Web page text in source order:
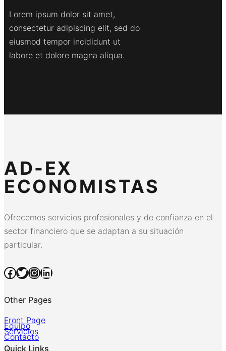
Lorem ipsum dolor sit amet,
consectetur adipiscing elit, sed do
eiusmod tempor incididunt ut
labore et dolore magna aliqua.
AD-EX
ECONOMISTAS
Ofrecemos servicios profesionales y de confianza en el
sector financiero que se adaptan a su situación
particular.
Facebook Twitter InstagramLinkedIn
Other Pages
Front Page
Equipo
Servicios
Contacto
Quick Links